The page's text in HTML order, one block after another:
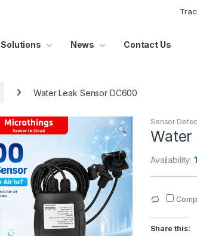
Solutions News Contact Us
Water Leak Sensor DC600
Sensor
Water
Availability:
Share this: